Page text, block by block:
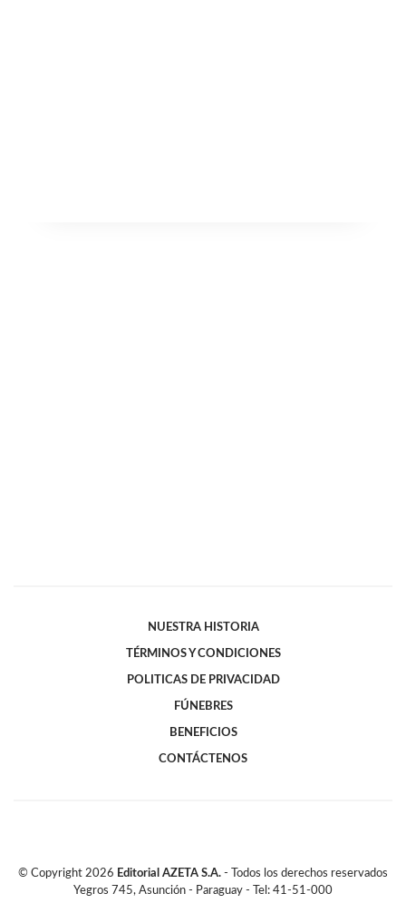
NUESTRA HISTORIA
TÉRMINOS Y CONDICIONES
POLITICAS DE PRIVACIDAD
FÚNEBRES
BENEFICIOS
CONTÁCTENOS
© Copyright 2026 Editorial AZETA S.A. - Todos los derechos reservados
Yegros 745, Asunción - Paraguay - Tel: 41-51-000